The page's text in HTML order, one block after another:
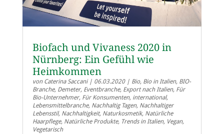
Biofach und Vivaness 2020 in
Nürnberg: Ein Gefühl wie
Heimkommen
von Caterina Saccani| 06.03.2020| Bio, Bio in Italien, BIO-
Branche, Demeter, Eventbranche, Export nach Italien, Für
Bio-Unternehmer, Für Konsumenten, international,
Lebensmittelbranche, Nachhaltig Tagen, Nachhaltiger
Lebensstil, Nachhaltigkeit, Naturkosmetik, Natürliche
Haarpflege, Natürliche Produkte, Trends in Italien, Vegan,
Vegetarisch